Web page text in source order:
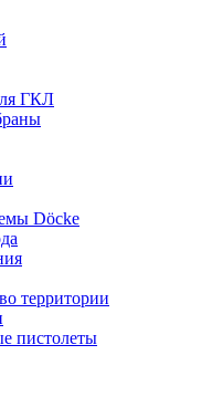
ГКЛ
Döcke
территории
пистолеты